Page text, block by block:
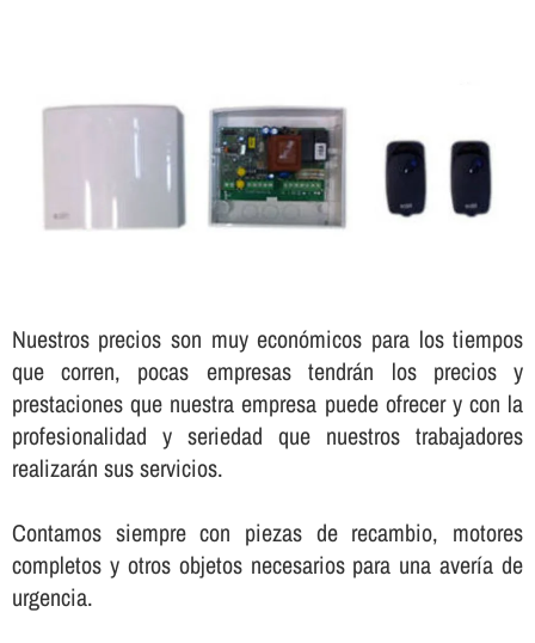
Nuestros precios son muy económicos para los tiempos
que corren, pocas empresas tendrán los precios y
prestaciones que nuestra empresa puede ofrecer y con la
profesionalidad y seriedad que nuestros trabajadores
realizarán sus servicios.
Contamos siempre con piezas de recambio, motores
completos y otros objetos necesarios para una averí­a de
urgencia.